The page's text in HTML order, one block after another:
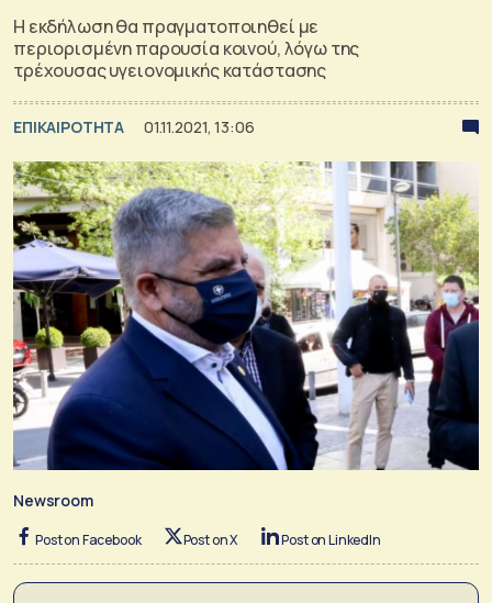
Η εκδήλωση θα πραγματοποιηθεί με
περιορισμένη παρουσία κοινού, λόγω της
τρέχουσας υγειονομικής κατάστασης
ΕΠΙΚΑΙΡΟΤΗΤΑ 01.11.2021, 13:06
Newsroom
Post on Facebook Post on X Post on LinkedIn